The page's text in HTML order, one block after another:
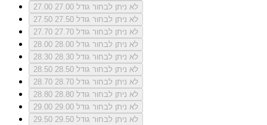
27.00
לא ניתן לבחור גודל 27.00
27.50
לא ניתן לבחור גודל 27.50
27.70
לא ניתן לבחור גודל 27.70
28.00
לא ניתן לבחור גודל 28.00
28.30
לא ניתן לבחור גודל 28.30
28.50
לא ניתן לבחור גודל 28.50
28.70
לא ניתן לבחור גודל 28.70
28.80
לא ניתן לבחור גודל 28.80
29.00
לא ניתן לבחור גודל 29.00
29.50
לא ניתן לבחור גודל 29.50